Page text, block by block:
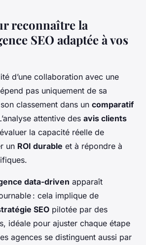
reconnaître la
SEO adaptée à vos
d’une collaboration avec une
pas uniquement de sa
classement dans un comparatif
attentive des avis clients
la capacité réelle de
un ROI durable et à répondre à
data-driven apparaît
: cela implique de
SEO pilotée par des
idéale pour ajuster chaque étape
agences se distinguent aussi par